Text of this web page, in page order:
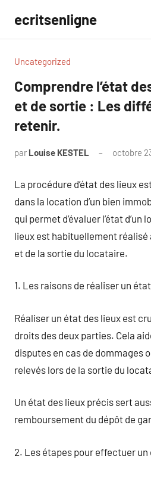
contenu
ecritsenligne
Uncategorized
Comprendre l’état
et de sortie : Les
retenir.
par Louise KESTEL octobre
La procédure d’état des lieux
dans la location d’un bien
qui permet d’évaluer l’état d’un
lieux est habituellement réalisé
et de la sortie du locataire.
1. Les raisons de réaliser un
Réaliser un état des lieux est
droits des deux parties. Cela
disputes en cas de dommages
relevés lors de la sortie du
Un état des lieux précis sert
remboursement du dépôt de
2. Les étapes pour effectuer un